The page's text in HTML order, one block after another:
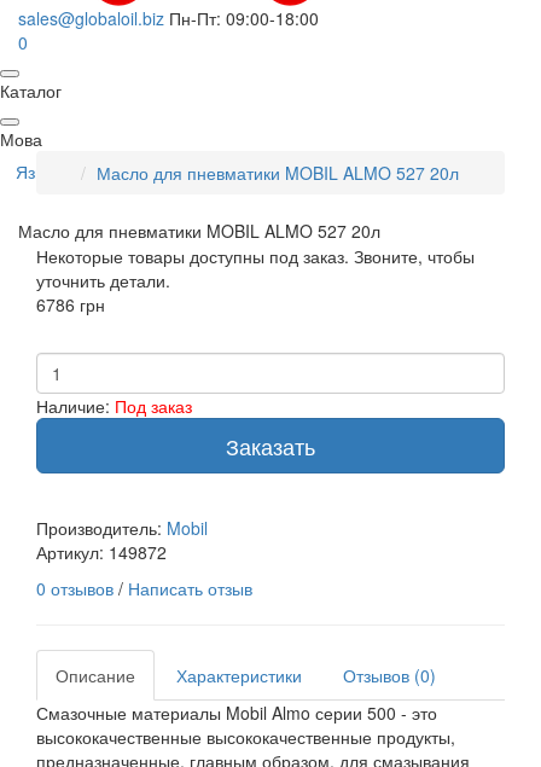
sales@globaloil.biz Пн-Пт: 09:00-18:00
0
Каталог
Мова
Язык
Масло для пневматики MOBIL ALMO 527 20л
Масло для пневматики MOBIL ALMO 527 20л
Некоторые товары доступны под заказ. Звоните, чтобы
уточнить детали.
6786 грн
Наличие: Под заказ
Заказать
Производитель: Mobil
Артикул: 149872
0 отзывов / Написать отзыв
Описание Характеристики
Отзывов (0)
Смазочные материалы Mobil Almo серии 500 - это
высококачественные высококачественные продукты,
предназначенные, главным образом, для смазывания